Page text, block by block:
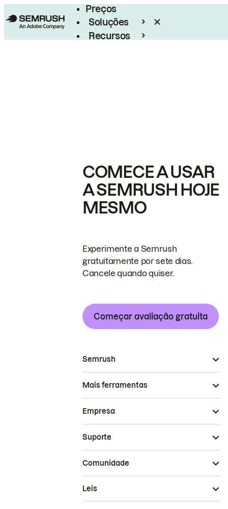
Preços
Soluções
Recursos
COMECE A USAR
A SEMRUSH HOJE
MESMO
Experimente a Semrush
gratuitamente por sete dias.
Cancele quando quiser.
Começar avaliação gratuita
Semrush
Mais ferramentas
Empresa
Suporte
Comunidade
Leis